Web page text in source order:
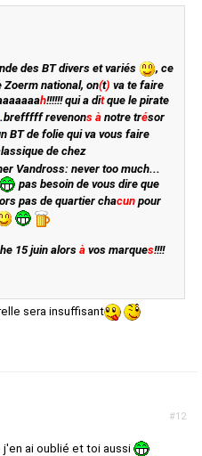
des BT divers et variés
, ce
Zoerm national, on(t) va te faire
h!!!!!! qui a ditque le pirate
revenons à notre trésor
BT de folie qui va vous faire
de chez
Vandross: never too much...
pas besoin de vous dire que
pas de quartier chacun pour
15 juin alors à vos marques!!!!
sera insuffisant
#12
j'en ai oublié et toi aussi